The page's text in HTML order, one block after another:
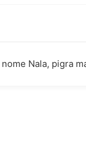
Nala, pigra